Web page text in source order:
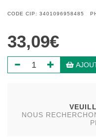
CODE CIP: 3401096958485
33,09€
NOUS